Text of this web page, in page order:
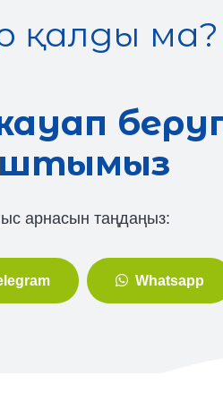
қалды ма?
арнасын таңдаңыз:
Whatsapp